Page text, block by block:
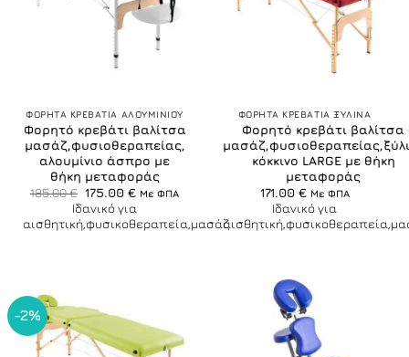
ΦΟΡΗΤΑ ΚΡΕΒΑΤΙΑ ΑΛΟΥΜΙΝΙΟΥ
Φορητό κρεβάτι βαλίτσα
μασάζ,φυσιοθεραπείας,
αλουμίνιο άσπρο με
θήκη μεταφοράς
185.00€ Original
price
was:
185.00 €.
175.00€Η
τρέχουσα
τιμή
είναι:
Με ΦΠΑ
Ιδανικό για
αισθητική,φυσικοθεραπεία,μασάζ
ΦΟΡΗΤΑ ΚΡΕΒΑΤΙΑ ΞΥΛΙΝΑ
Φορητό κρεβάτι βαλίτσα
κόκκινο LARGE με θήκη
μεταφοράς
171.00 € Με ΦΠΑ
Ιδανικό για
-2%